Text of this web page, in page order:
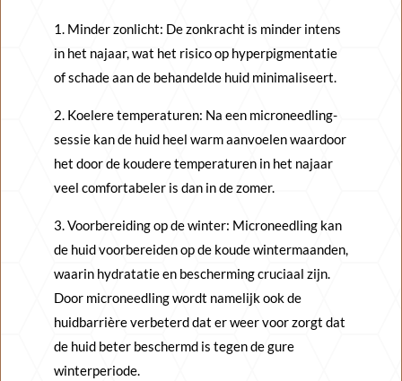
1. Minder zonlicht: De zonkracht is minder intens
in het najaar, wat het risico op hyperpigmentatie
of schade aan de behandelde huid minimaliseert.
2. Koelere temperaturen: Na een microneedling-
sessie kan de huid heel warm aanvoelen waardoor
het door de koudere temperaturen in het najaar
veel comfortabeler is dan in de zomer.
3. Voorbereiding op de winter: Microneedling kan
de huid voorbereiden op de koude wintermaanden,
waarin hydratatie en bescherming cruciaal zijn.
Door microneedling wordt namelijk ook de
huidbarrière verbeterd dat er weer voor zorgt dat
de huid beter beschermd is tegen de gure
winterperiode.